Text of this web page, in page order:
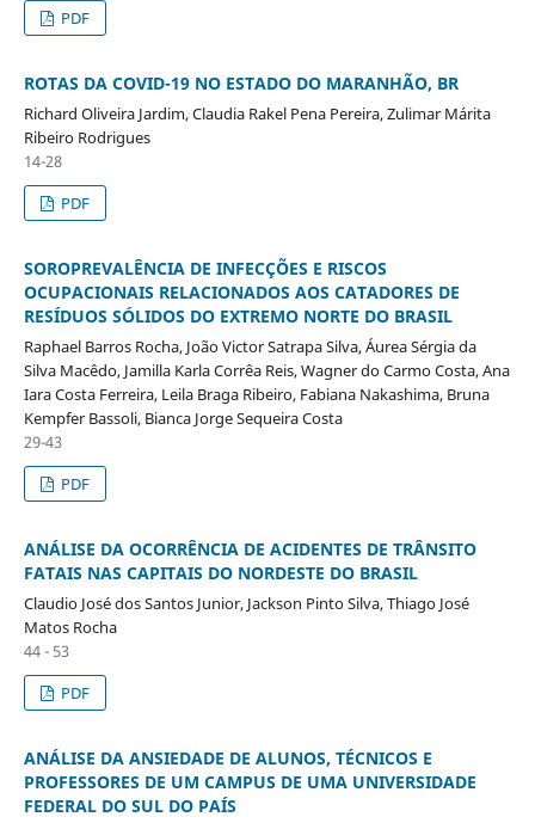
PDF
ROTAS DA COVID-19 NO ESTADO DO MARANHÃO, BR
Richard Oliveira Jardim, Claudia Rakel Pena Pereira, Zulimar Márita
Ribeiro Rodrigues
14-28
PDF
SOROPREVALÊNCIA DE INFECÇÕES E RISCOS
OCUPACIONAIS RELACIONADOS AOS CATADORES DE
RESÍDUOS SÓLIDOS DO EXTREMO NORTE DO BRASIL
Raphael Barros Rocha, João Victor Satrapa Silva, Áurea Sérgia da
Silva Macêdo, Jamilla Karla Corrêa Reis, Wagner do Carmo Costa, Ana
Iara Costa Ferreira, Leila Braga Ribeiro, Fabiana Nakashima, Bruna
Kempfer Bassoli, Bianca Jorge Sequeira Costa
29-43
PDF
ANÁLISE DA OCORRÊNCIA DE ACIDENTES DE TRÂNSITO
FATAIS NAS CAPITAIS DO NORDESTE DO BRASIL
Claudio José dos Santos Junior, Jackson Pinto Silva, Thiago José
Matos Rocha
44 - 53
PDF
ANÁLISE DA ANSIEDADE DE ALUNOS, TÉCNICOS E
PROFESSORES DE UM CAMPUS DE UMA UNIVERSIDADE
FEDERAL DO SUL DO PAÍS